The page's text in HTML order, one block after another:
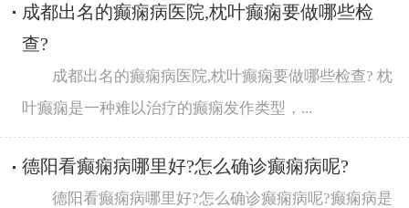
成都出名的癫痫病医院,枕叶癫痫要做哪些检
查?
成都出名的癫痫病医院,枕叶癫痫要做哪些检查? 枕
叶癫痫是一种难以治疗的癫痫发作类型，...
德阳看癫痫病哪里好?怎么确诊癫痫病呢?
德阳看癫痫病哪里好?怎么确诊癫痫病呢?癫痫病是